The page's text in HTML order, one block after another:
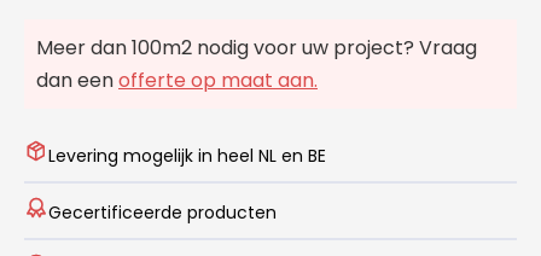
Meer dan 100m2 nodig voor uw project? Vraag
dan eenofferte op maat aan.
Levering mogelijk in heel NL en BE
Gecertificeerde producten